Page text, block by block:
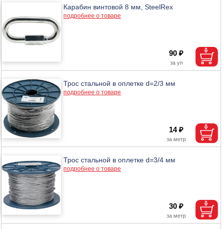
Карабин винтовой 8 мм, SteelRex
подробнее о товаре
90 ₽
Трос стальной в оплетке d=2/3 мм
подробнее о товаре
14 ₽
Трос стальной в оплетке d=3/4 мм
подробнее о товаре
30 ₽